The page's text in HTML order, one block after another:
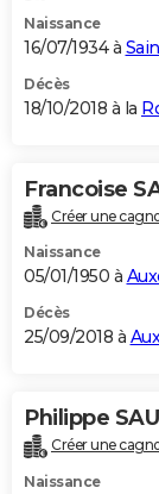
Naissance
16/07/1934 à
Décès
18/10/2018 à la
Francoise
Créer une
Naissance
05/01/1950 à
Décès
25/09/2018 à
Philippe
Créer une
Naissance